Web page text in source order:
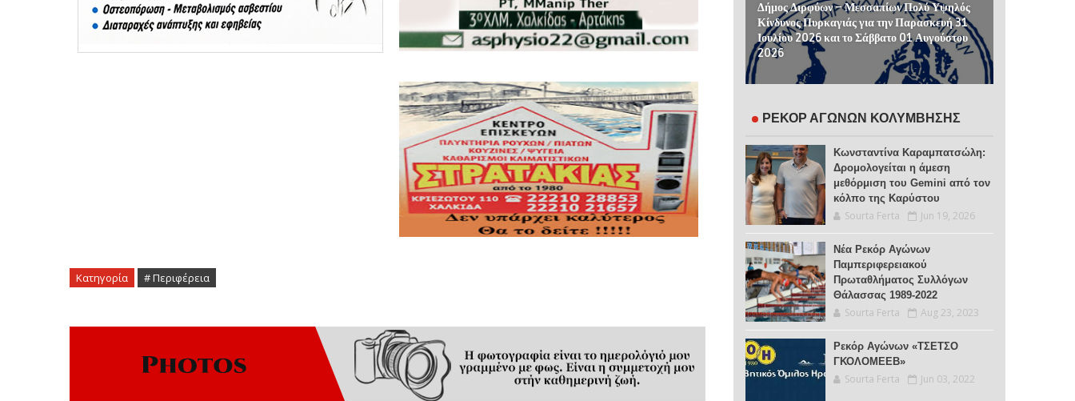
Κατηγορία # Περιφέρεια
Δήμος Διρφύων – Μεσσαπίων Πολύ Υψηλός
Κίνδυνος Πυρκαγιάς για την Παρασκευή 31
Ιουλίου 2026 και το Σάββατο 01 Αυγούστου
2026
ΡΕΚΟΡ ΑΓΩΝΩΝ ΚΟΛΥΜΒΗΣΗΣ
Κωνσταντίνα Καραμπατσώλη:
Δρομολογείται η άμεση
μεθόρμιση του Gemini από τον
κόλπο της Καρύστου
Sourta Ferta Jun 19, 2026
Νέα Ρεκόρ Αγώνων
Παμπεριφερειακού
Πρωταθλήματος Συλλόγων
Θάλασσας 1989-2022
Sourta Ferta Aug 23, 2023
Ρεκόρ Αγώνων «ΤΣΕΤΣΟ
ΓΚΟΛΟΜΕΕΒ»
Sourta Ferta Jun 03, 2022